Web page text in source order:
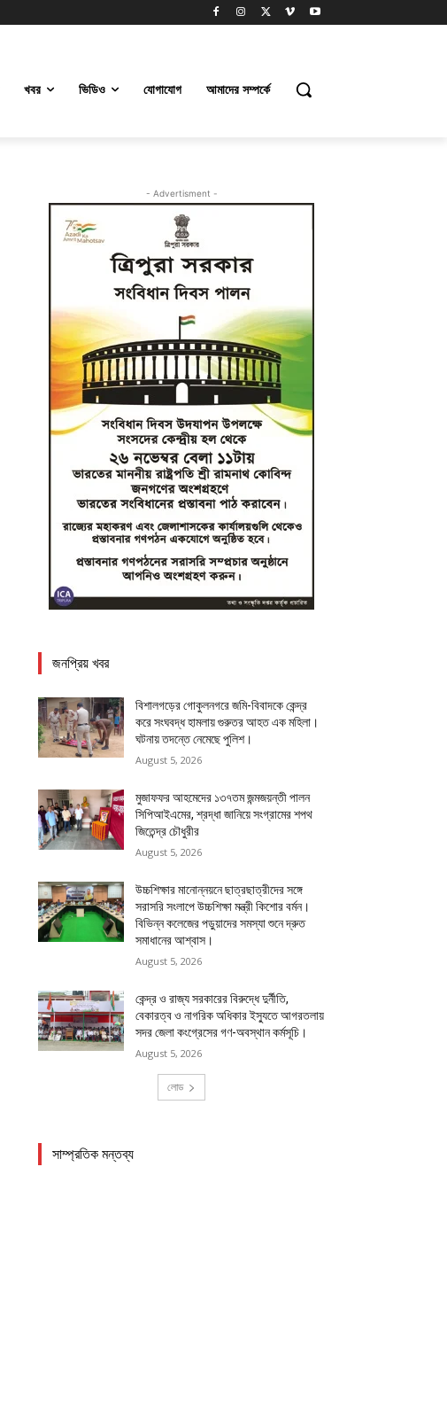
খবর ভিডিও যোগাযোগ আমাদের সম্পর্কে
- Advertisment -
জনপ্রিয় খবর
বিশালগড়ের গোকুলনগরে জমি-বিবাদকে কেন্দ্র
করে সংঘবদ্ধ হামলায় গুরুতর আহত এক মহিলা।
ঘটনায় তদন্তে নেমেছে পুলিশ।
August 5, 2026
মুজাফফর আহমেদের ১৩৭তম জন্মজয়ন্তী পালন
সিপিআইএমের, শ্রদ্ধা জানিয়ে সংগ্রামের শপথ
জিতেন্দ্র চৌধুরীর
August 5, 2026
উচ্চশিক্ষার মানোন্নয়নে ছাত্রছাত্রীদের সঙ্গে
সরাসরি সংলাপে উচ্চশিক্ষা মন্ত্রী কিশোর বর্মন।
বিভিন্ন কলেজের পড়ুয়াদের সমস্যা শুনে দ্রুত
সমাধানের আশ্বাস।
August 5, 2026
কেন্দ্র ও রাজ্য সরকারের বিরুদ্ধে দুর্নীতি,
বেকারত্ব ও নাগরিক অধিকার ইস্যুতে আগরতলায়
সদর জেলা কংগ্রেসের গণ-অবস্থান কর্মসূচি।
August 5, 2026
লোড
সাম্প্রতিক মন্তব্য